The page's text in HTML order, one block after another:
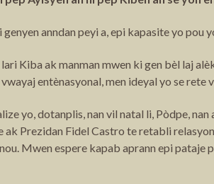
anndan peyi a, epi kapasite yo pou
Kiba ak manman mwen ki gen bèl laj
entènasyonal, men ideyal yo se rete
yo, dotanplis, nan vil natal li, Pòdpe,
Prezidan Fidel Castro te retabli
Mwen espere kapab aprann epi pataje